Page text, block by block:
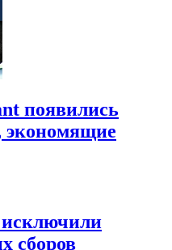
появились
экономящие
сборов